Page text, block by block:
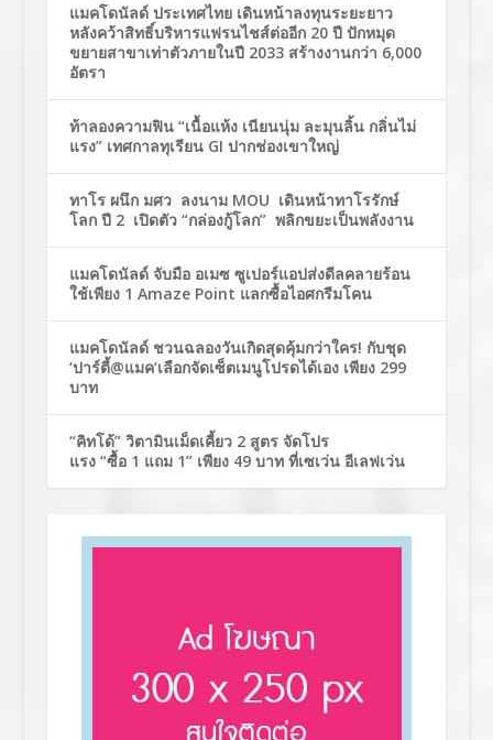
แมคโดนัลด์ ประเทศไทย เดินหน้าลงทุนระยะยาว
หลังคว้าสิทธิ์บริหารแฟรนไชส์ต่ออีก 20 ปี ปักหมุด
ขยายสาขาเท่าตัวภายในปี 2033 สร้างงานกว่า 6,000
อัตรา
ท้าลองความฟิน “เนื้อแห้ง เนียนนุ่ม ละมุนลิ้น กลิ่นไม่
แรง” เทศกาลทุเรียน GI ปากช่องเขาใหญ่
ทาโร ผนึก มศว ลงนาม MOU เดินหน้าทาโรรักษ์
โลก ปี 2 เปิดตัว “กล่องกู้โลก” พลิกขยะเป็นพลังงาน
แมคโดนัลด์ จับมือ อเมซ ซูเปอร์แอปส่งดีลคลายร้อน
ใช้เพียง 1 Amaze Point แลกซื้อไอศกรีมโคน
แมคโดนัลด์ ชวนฉลองวันเกิดสุดคุ้มกว่าใคร! กับชุด
‘ปาร์ตี้@แมค’เลือกจัดเซ็ตเมนูโปรดได้เอง เพียง 299
บาท
“คิทโด้” วิตามินเม็ดเคี้ยว 2 สูตร จัดโปร
แรง “ซื้อ 1 แถม 1” เพียง 49 บาท ที่เซเว่น อีเลฟเว่น